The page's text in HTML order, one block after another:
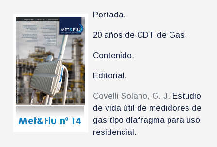
Portada.
20 años de CDT de Gas.
Contenido.
Editorial.
Covelli Solano, G. J. Estudio
de vida útil de medidores de
gas tipo diafragma para uso
residencial.